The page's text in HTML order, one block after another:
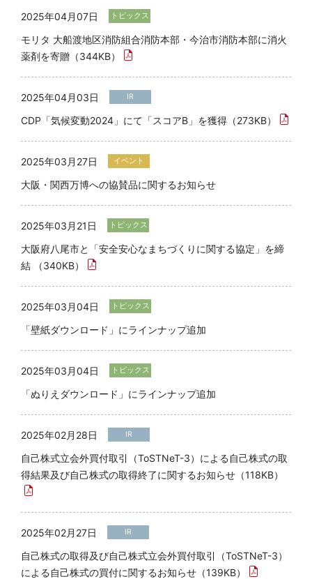
2025年04月07日 トピックス
モリタ 大船渡地区消防組合消防本部・今治市消防本部に消火
薬剤を寄贈（344KB）
2025年04月03日 IR
CDP「気候変動2024」にて「スコアB」を獲得（273KB）
2025年03月27日 イベント
大阪・関西万博への協賛品に関するお知らせ
2025年03月21日 トピックス
大阪府八尾市と「安全安心なまちづくりに関する協定」を締
結 （340KB）
2025年03月04日 トピックス
「壁紙ダウンロード」にラインナップ追加
2025年03月04日 トピックス
「ぬりえダウンロード」にラインナップ追加
2025年02月28日 IR
自己株式立会外買付取引（ToSTNeT-3）による自己株式の取
得結果及び自己株式の取得終了に関するお知らせ（118KB）
2025年02月27日 IR
自己株式の取得及び自己株式立会外買付取引（ToSTNeT-3）
による自己株式の買付に関するお知らせ（139KB）